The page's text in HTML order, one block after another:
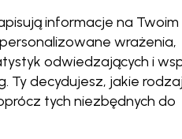
niemowlęcy Biuro
contact
informacje na Twoim
wrażenia,
odwiedzających i
Ty decydujesz, jakie
tych niezbędnych do